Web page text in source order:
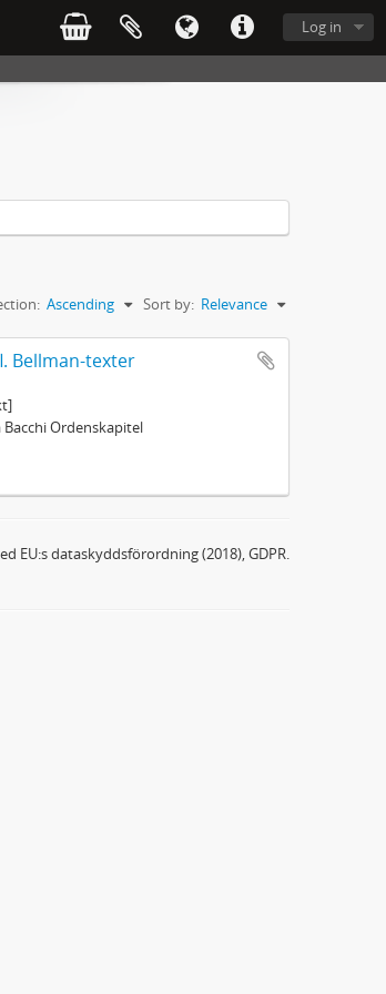
Log in
Sort by: Relevance
Ascending
Bellman-texter
Ordenskapitel
dataskyddsförordning (2018), GDPR.